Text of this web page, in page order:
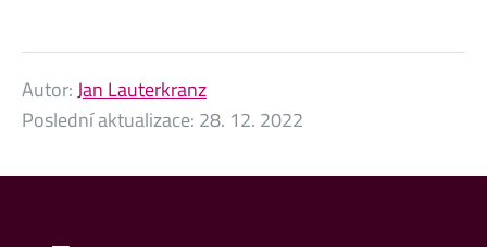
Autor:Jan Lauterkranz
Poslední aktualizace: 28. 12. 2022